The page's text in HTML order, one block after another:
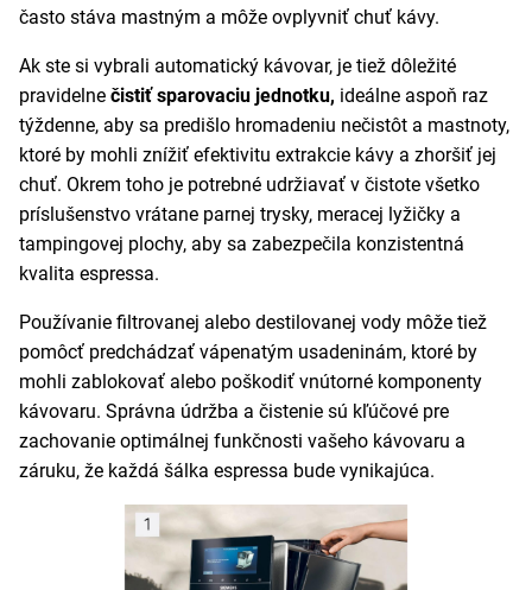
často stáva mastným a môže ovplyvniť chuť kávy.
Ak ste si vybrali automatický kávovar, je tiež dôležité
pravidelne čistiť sparovaciu jednotku, ideálne aspoň raz
týždenne, aby sa predišlo hromadeniu nečistôt a mastnoty,
ktoré by mohli znížiť efektivitu extrakcie kávy a zhoršiť jej
chuť. Okrem toho je potrebné udržiavať v čistote všetko
príslušenstvo vrátane parnej trysky, meracej lyžičky a
tampingovej plochy, aby sa zabezpečila konzistentná
kvalita espressa.
Používanie filtrovanej alebo destilovanej vody môže tiež
pomôcť predchádzať vápenatým usadeninám, ktoré by
mohli zablokovať alebo poškodiť vnútorné komponenty
kávovaru. Správna údržba a čistenie sú kľúčové pre
zachovanie optimálnej funkčnosti vašeho kávovaru a
záruku, že každá šálka espressa bude vynikajúca.